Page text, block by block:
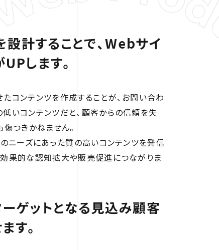
計することで、Webサイ
します。
コンテンツを作成することが、お問い合わ
いコンテンツだと、顧客からの信頼を失
つきかねません。
ニーズにあった質の高いコンテンツを発信
果的な認知拡大や販売促進につながりま
ゲットとなる見込み顧客
す。